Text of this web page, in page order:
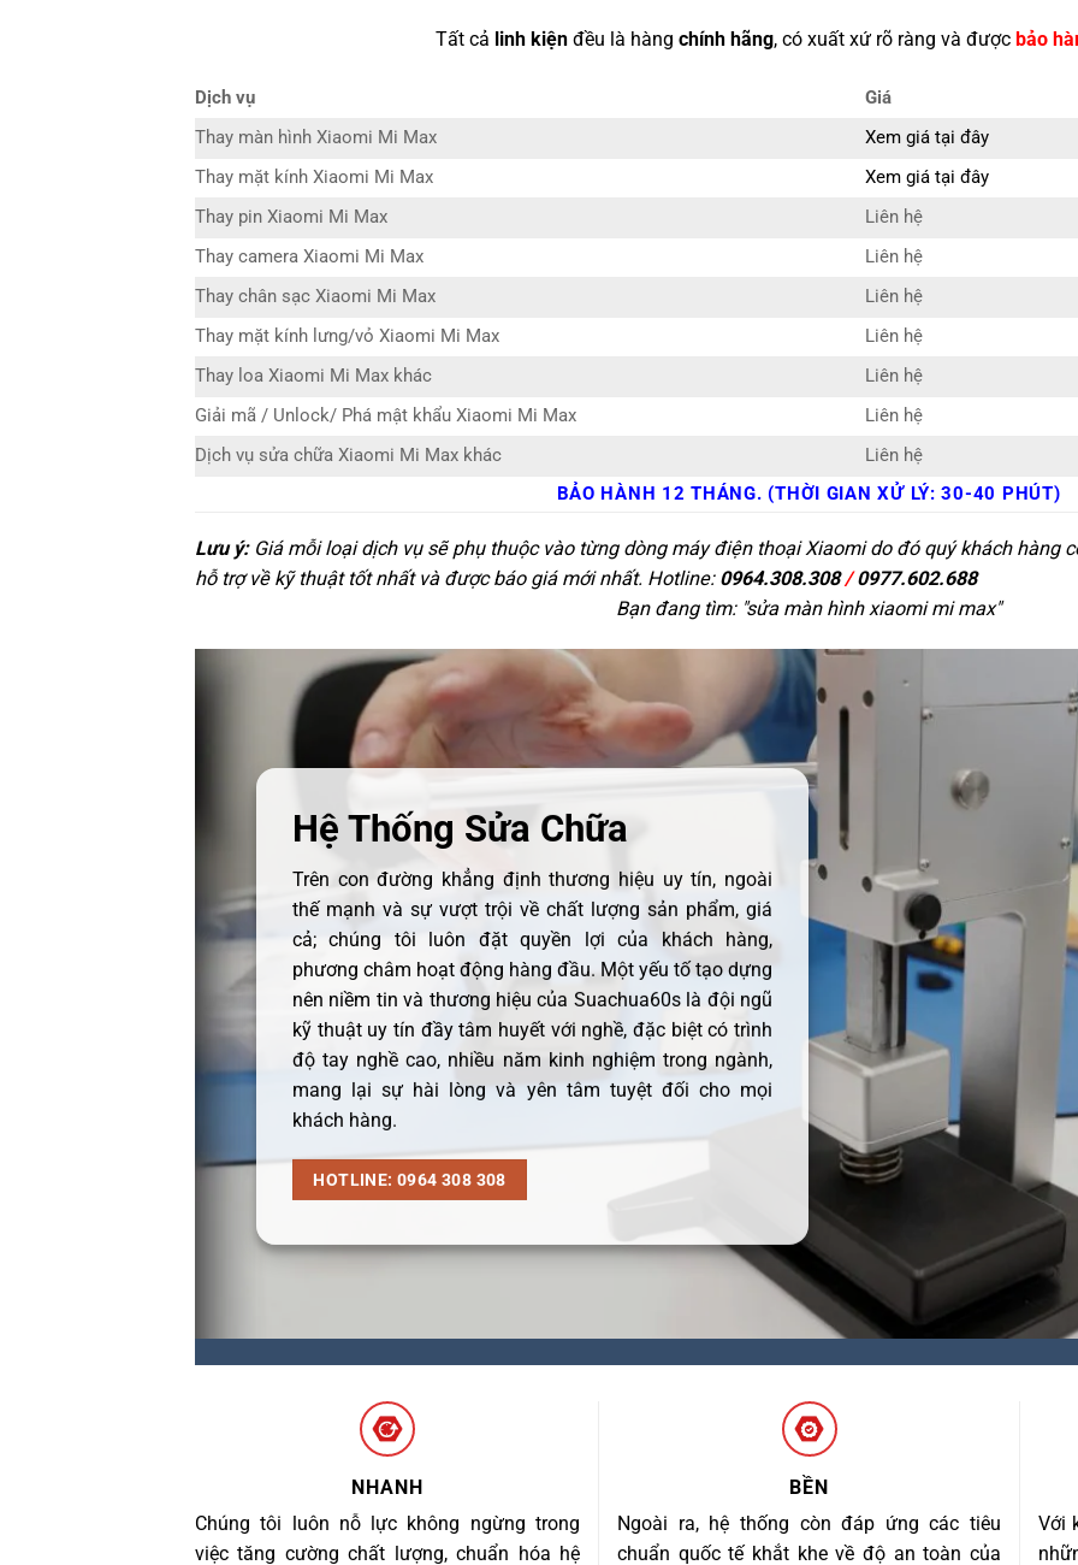
Tất cả linh kiệnđều là hàng chính hãng, có xuất xứ rõ ràng và được bảo
Dịch vụ
Giá
Thay màn hình Xiaomi Mi Max
Xem giá tại đây
Thay mặt kính Xiaomi Mi Max
Xem giá tại đây
Thay pin Xiaomi Mi Max
Liên hệ
Thay camera Xiaomi Mi Max
Liên hệ
Thay chân sạc Xiaomi Mi Max
Liên hệ
Thay mặt kính lưng/vỏ Xiaomi Mi Max
Liên hệ
Thay loa Xiaomi Mi Max khác
Liên hệ
Giải mã / Unlock/ Phá mật khẩu Xiaomi Mi Max
Liên hệ
Dịch vụ sửa chữa Xiaomi Mi Max khác
Liên hệ
BẢO HÀNH 12 THÁNG. (THỜI GIAN XỬ LÝ: 30-40 PHÚT)
Lưu ý:Giá mỗi loại dịch vụ sẽ phụ thuộc vào từng dòng máy điện thoại Xiaomi do đó quý khách hàng
hỗ trợ về kỹ thuật tốt nhất và được báo giá mới nhất. Hotline: 0964.308.308/0977.602.688
Bạn đang tìm: "sửa màn hình xiaomi mi max"
Hệ Thống Sửa Chữa
Trên con đường khẳng định thương hiệu uy tín, ngoài
thế mạnh và sự vượt trội về chất lượng sản phẩm, giá
cả; chúng tôi luôn đặt quyền lợi của khách hàng,
phương châm hoạt động hàng đầu. Một yếu tố tạo dựng
nên niềm tin và thương hiệu của Suachua60s là đội ngũ
kỹ thuật uy tín đầy tâm huyết với nghề, đặc biệt có trình
độ tay nghề cao, nhiều năm kinh nghiệm trong ngành,
mang lại sự hài lòng và yên tâm tuyệt đối cho mọi
khách hàng.
HOTLINE: 0964 308 308
NHANH
Chúng tôi luôn nỗ lực không ngừng trong
việc tăng cường chất lượng, chuẩn hóa hệ
BỀN
Ngoài ra, hệ thống còn đáp ứng các tiêu
chuẩn quốc tế khắt khe về độ an toàn của
Với